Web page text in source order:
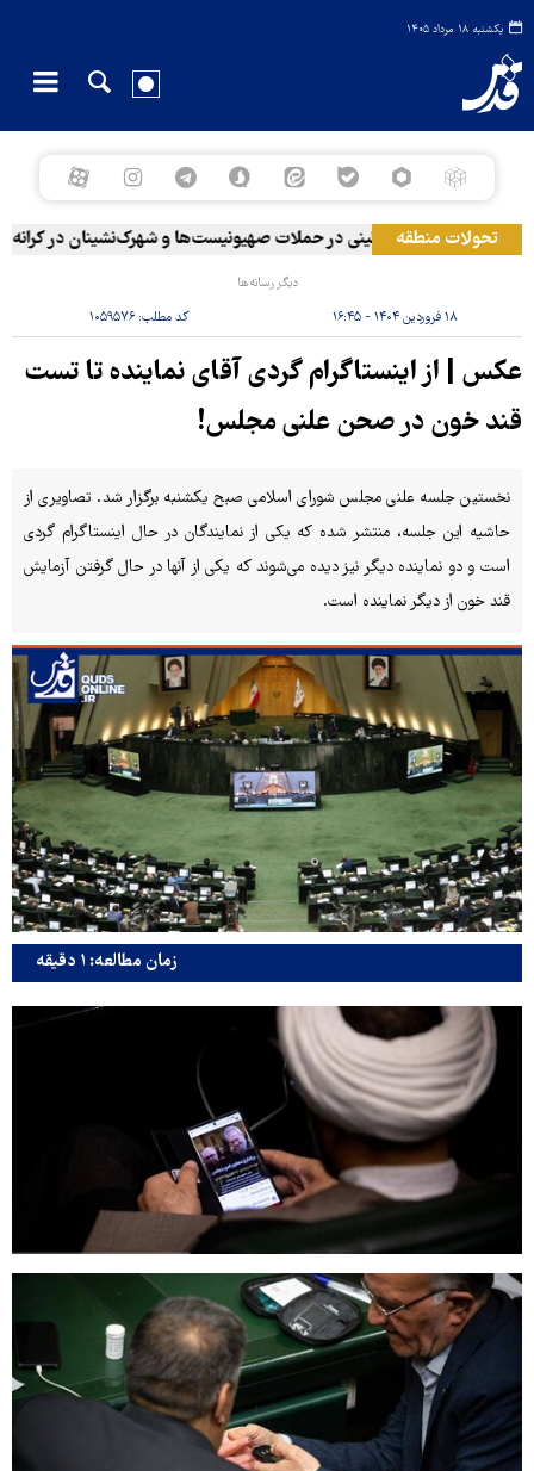
یکشنبه ۱۸ مرداد ۱۴۰۵
تحولات منطقه
۲۰ فلسطینی در حملات صهیونیست‌ها و شهرک‌نشینان در کرانه باختری زخمی شدند
دیگر رسانه‌ها
۱۸ فروردین ۱۴۰۴ - ۱۶:۴۵ کد مطلب: ۱۰۵۹۵۷۶
عکس | از اینستاگرام گردی آقای نماینده تا تست
قند خون در صحن علنی مجلس!
نخستین جلسه علنی مجلس شورای اسلامی صبح یکشنبه برگزار شد. تصاویری از
حاشیه این جلسه، منتشر شده که یکی از نمایندگان در حال اینستاگرام گردی
است و دو نماینده دیگر نیز دیده می‌شوند که یکی از آنها در حال گرفتن آزمایش
قند خون از دیگر نماینده است.
زمان مطالعه: ۱ دقیقه